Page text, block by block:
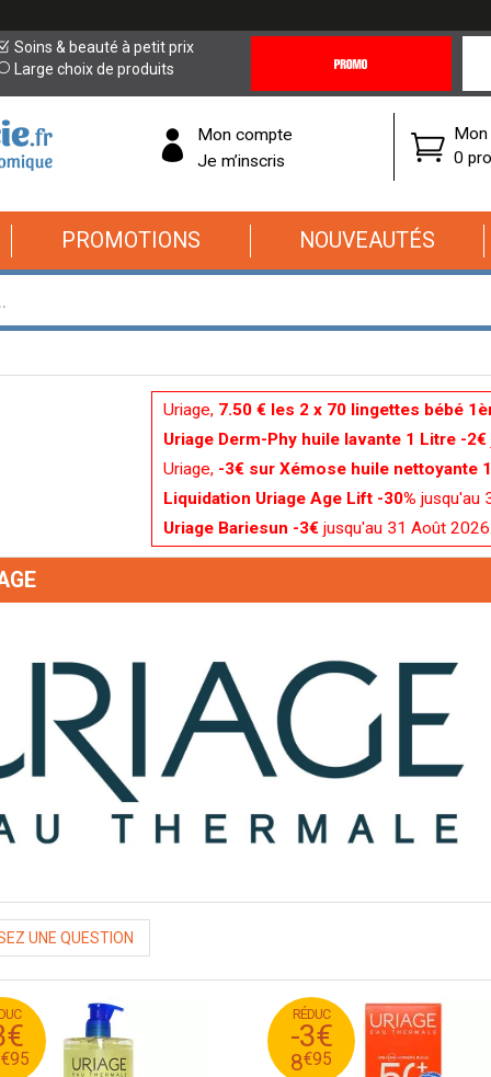
Soins & beauté à petit prix
Large choix de produits
Offres
Mon compte
Je m’inscris
Mon
0
PROMOTIONS NOUVEAUTÉS
Uriage, 7.50 € les 2 x 70 lingettes bébé
Uriage Derm-Phy huile lavante 1 Litre -2€
Uriage, -3€ sur Xémose huile nettoyante
Liquidation Uriage Age Lift -30% jusqu'au
Uriage Bariesun -3€ jusqu'au 31 Août 2026.
UNE QUESTION
€95
14
11
RÉDUC
-3€
8€95
11
€
95
8
€
95